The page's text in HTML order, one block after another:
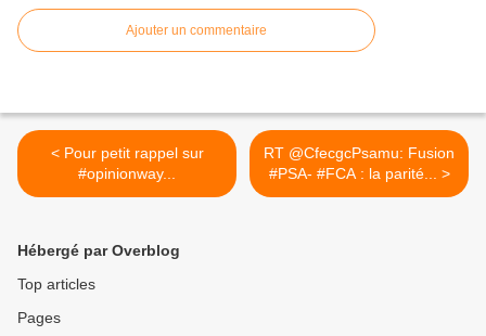
Ajouter un commentaire
< Pour petit rappel sur
#opinionway...
RT @CfecgcPsamu: Fusion
#PSA- #FCA : la parité... >
Hébergé par Overblog
Top articles
Pages